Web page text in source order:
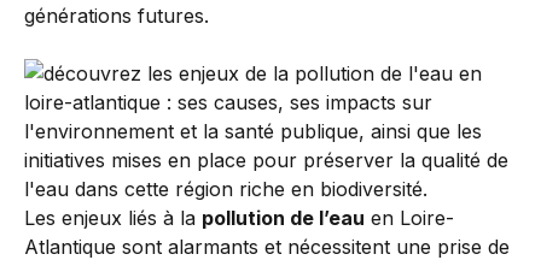
générations futures.
Les enjeux liés à la pollution de l’eau en Loire-
Atlantique sont alarmants et nécessitent une prise de